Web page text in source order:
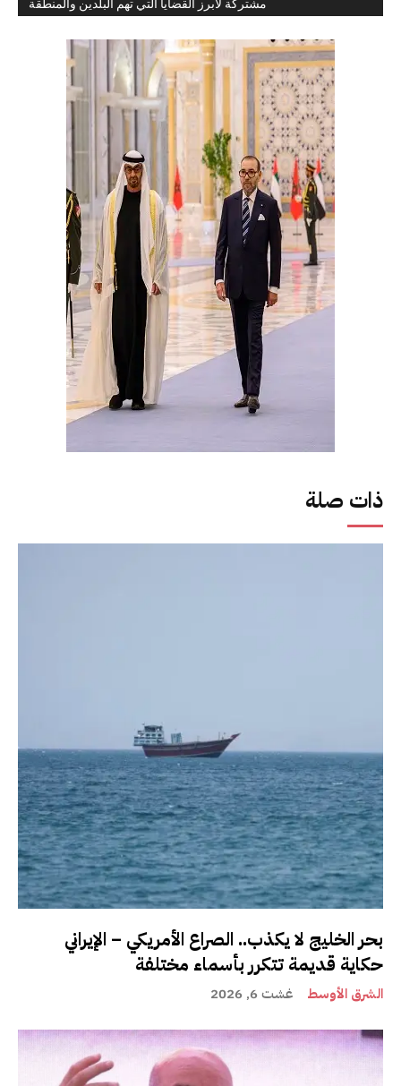
مشتركة لأبرز القضايا التي تهم البلدين والمنطقة
ذات صلة
بحر الخليج لا يكذب.. الصراع الأمريكي – الإيراني
حكاية قديمة تتكرر بأسماء مختلفة
الشرق الأوسط غشت 6, 2026